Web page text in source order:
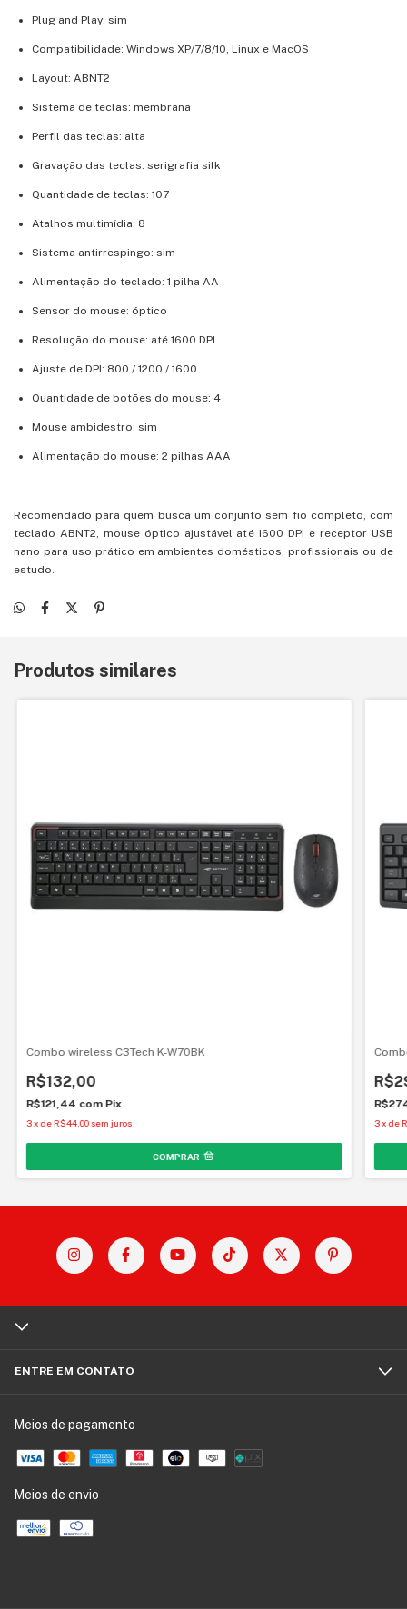
Plug and Play: sim
Compatibilidade: Windows XP/7/8/10, Linux e MacOS
Layout: ABNT2
Sistema de teclas: membrana
Perfil das teclas: alta
Gravação das teclas: serigrafia silk
Quantidade de teclas: 107
Atalhos multimídia: 8
Sistema antirrespingo: sim
Alimentação do teclado: 1 pilha AA
Sensor do mouse: óptico
Resolução do mouse: até 1600 DPI
Ajuste de DPI: 800 / 1200 / 1600
Quantidade de botões do mouse: 4
Mouse ambidestro: sim
Alimentação do mouse: 2 pilhas AAA
Recomendado para quem busca um conjunto sem fio completo, com
teclado ABNT2, mouse óptico ajustável até 1600 DPI e receptor USB
nano para uso prático em ambientes domésticos, profissionais ou de
estudo.
Produtos similares
Combo wireless C3Tech K-W70BK
R$132,00
R$121,44 com Pix
3xdeR$44,00sem juros 3 xde
ENTRE EM CONTATO
Meios de pagamento
Meios de envio